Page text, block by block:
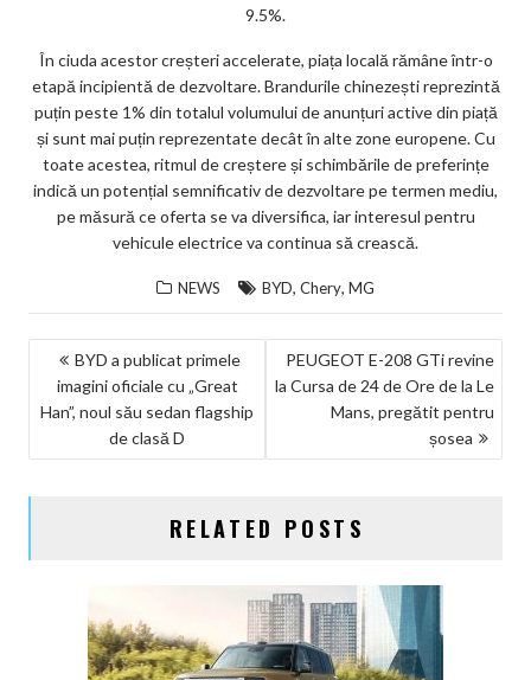
9.5%.
În ciuda acestor creșteri accelerate, piața locală rămâne într-o
etapă incipientă de dezvoltare. Brandurile chinezești reprezintă
puțin peste 1% din totalul volumului de anunțuri active din piață
și sunt mai puțin reprezentate decât în alte zone europene. Cu
toate acestea, ritmul de creștere și schimbările de preferințe
indică un potențial semnificativ de dezvoltare pe termen mediu,
pe măsură ce oferta se va diversifica, iar interesul pentru
vehicule electrice va continua să crească.
NEWS BYD, Chery, MG
NAVIGARE
ARTICOLE
BYD a publicat primele
imagini oficiale cu „Great
Han”, noul său sedan flagship
de clasă D
PEUGEOT E-208 GTi revine
la Cursa de 24 de Ore de la Le
Mans, pregătit pentru
șosea
RELATED POSTS